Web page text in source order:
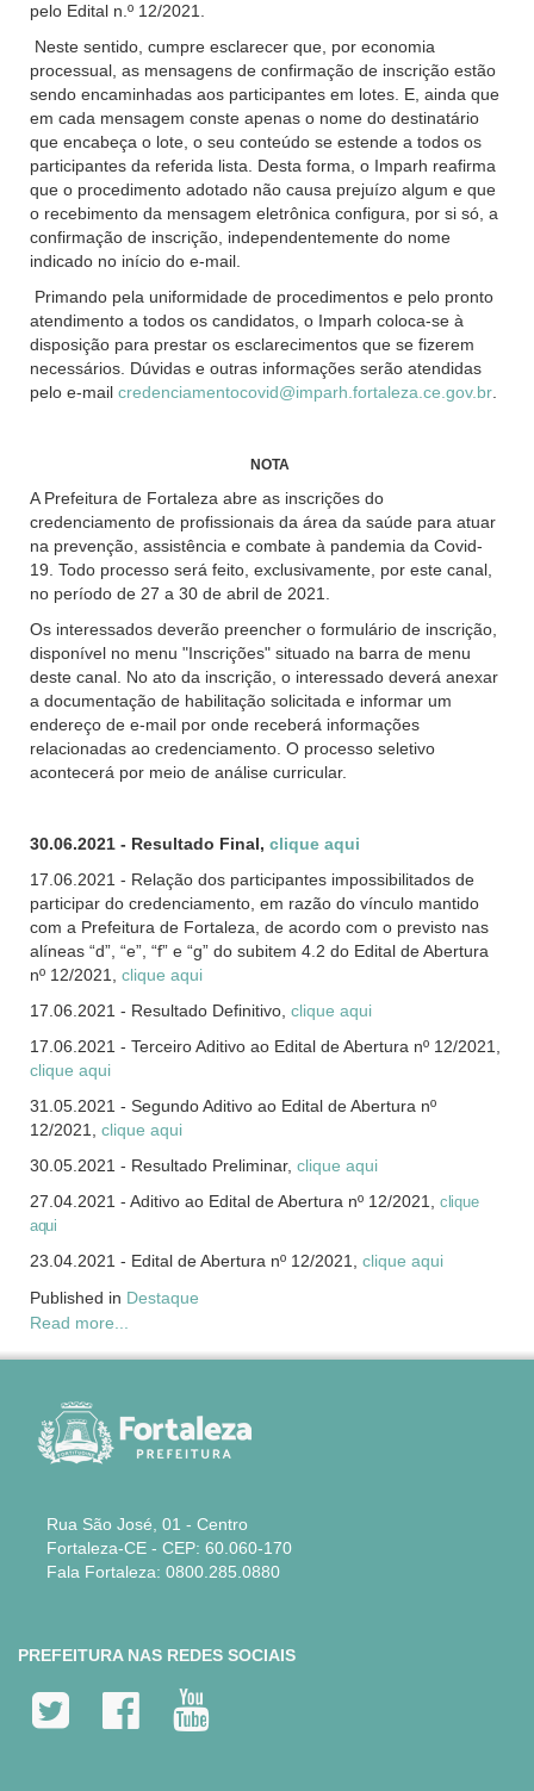
pelo Edital n.º 12/2021.
Neste sentido, cumpre esclarecer que, por economia
processual, as mensagens de confirmação de inscrição estão
sendo encaminhadas aos participantes em lotes. E, ainda que
em cada mensagem conste apenas o nome do destinatário
que encabeça o lote, o seu conteúdo se estende a todos os
participantes da referida lista. Desta forma, o Imparh reafirma
que o procedimento adotado não causa prejuízo algum e que
o recebimento da mensagem eletrônica configura, por si só, a
confirmação de inscrição, independentemente do nome
indicado no início do e-mail.
Primando pela uniformidade de procedimentos e pelo pronto
atendimento a todos os candidatos, o Imparh coloca-se à
disposição para prestar os esclarecimentos que se fizerem
necessários. Dúvidas e outras informações serão atendidas
pelo e-mail credenciamentocovid@imparh.fortaleza.ce.gov.br
NOTA
A Prefeitura de Fortaleza abre as inscrições do
credenciamento de profissionais da área da saúde para atuar
na prevenção, assistência e combate à pandemia da Covid-
19. Todo processo será feito, exclusivamente, por este canal,
no período de 27 a 30 de abril de 2021.
Os interessados deverão preencher o formulário de inscrição,
disponível no menu "Inscrições" situado na barra de menu
deste canal. No ato da inscrição, o interessado deverá anexar
a documentação de habilitação solicitada e informar um
endereço de e-mail por onde receberá informações
relacionadas ao credenciamento. O processo seletivo
acontecerá por meio de análise curricular.
30.06.2021 - Resultado Final, clique aqui
17.06.2021 - Relação dos participantes impossibilitados de
participar do credenciamento, em razão do vínculo mantido
com a Prefeitura de Fortaleza, de acordo com o previsto nas
alíneas “d”, “e”, “f” e “g” do subitem 4.2 do Edital de Abertura
nº 12/2021, clique aqui
17.06.2021 - Resultado Definitivo, clique aqui
17.06.2021 - Terceiro Aditivo ao Edital de Abertura nº 12/2021,
clique aqui
31.05.2021 - Segundo Aditivo ao Edital de Abertura nº
12/2021, clique aqui
30.05.2021 - Resultado Preliminar, clique aqui
27.04.2021 - Aditivo ao Edital de Abertura nº 12/2021,
clique
aqui
23.04.2021 - Edital de Abertura nº 12/2021, clique aqui
Published in Destaque
Read more...
Rua São José, 01 - Centro
Fortaleza-CE - CEP: 60.060-170
Fala Fortaleza: 0800.285.0880
PREFEITURA NAS REDES SOCIAIS